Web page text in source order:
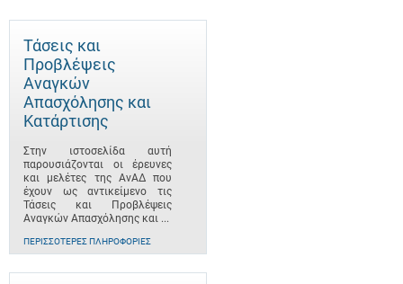
Τάσεις και
Προβλέψεις
Αναγκών
Απασχόλησης και
Κατάρτισης
Στην ιστοσελίδα αυτή
παρουσιάζονται οι έρευνες
και μελέτες της ΑνΑΔ που
έχουν ως αντικείμενο τις
Τάσεις και Προβλέψεις
Αναγκών Απασχόλησης και ...
ΠΕΡΙΣΣΌΤΕΡΕΣ ΠΛΗΡΟΦΟΡΊΕΣ